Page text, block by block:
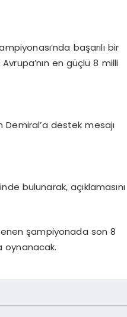
başarılı bir
en güçlü 8 milli
Demiral’a destek mesajı
bulunarak, açıklamasını
şampiyonada son 8
oynanacak.